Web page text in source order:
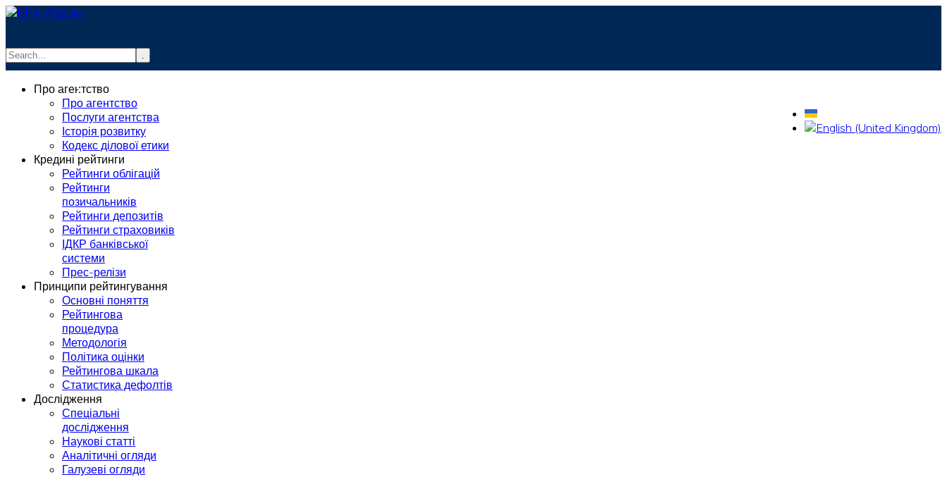
.
info@rurik.com.ua
Про агентство
Про агентство
Послуги агентства
Історія розвитку
Кодекс ділової етики
Кредині рейтинги
Рейтинги облігацій
Рейтинги
позичальників
Рейтинги депозитів
Рейтинги страховиків
ІДКР банківської
системи
Прес-релізи
Принципи рейтингування
Основні поняття
Рейтингова
процедура
Методологія
Політика оцінки
Рейтингова шкала
Статистика дефолтів
Дослідження
Спеціальні
дослідження
Наукові статті
Аналітичні огляди
Галузеві огляди